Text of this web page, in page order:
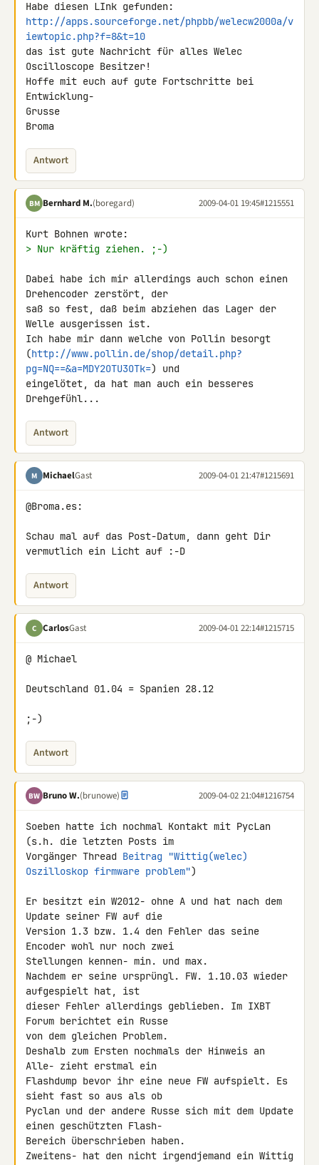
http://apps.sourceforge.net/phpbb/welecw2000a/v
iewtopic.php?f=8&t=10
das ist gute Nachricht für alles Welec
Oscilloscope Besitzer!
Hoffe mit euch auf gute Fortschritte bei
Entwicklung-
Grusse
Broma
Antwort
BM Bernhard M.(boregard) 2009-04-01 19:45#1215551
> Nur kräftig ziehen. ;-)
Dabei habe ich mir allerdings auch schon einen
Drehencoder zerstört, der
saß so fest, daß beim abziehen das Lager der
Welle ausgerissen ist.
Ich habe mir dann welche von Pollin besorgt
(http://www.pollin.de/shop/detail.php?
pg=NQ==&a=MDY2OTU3OTk=) und
eingelötet, da hat man auch ein besseres
Drehgefühl...
Antwort
M MichaelGast 2009-04-01 21:47#1215691
@Broma.es:
Schau mal auf das Post-Datum, dann geht Dir
vermutlich ein Licht auf :-D
Antwort
C CarlosGast 2009-04-01 22:14#1215715
@ Michael
Deutschland 01.04 = Spanien 28.12
;-)
Antwort
BW Bruno W.(brunowe) 2009-04-02 21:04#1216754
Soeben hatte ich nochmal Kontakt mit PycLan
(s.h. die letzten Posts im
Vorgänger Thread Beitrag "Wittig(welec)
Oszilloskop firmware problem")
Er besitzt ein W2012- ohne A und hat nach dem
Update seiner FW auf die
Version 1.3 bzw. 1.4 den Fehler das seine
Encoder wohl nur noch zwei
Stellungen kennen- min. und max.
Nachdem er seine ursprüngl. FW. 1.10.03 wieder
aufgespielt hat, ist
dieser Fehler allerdings geblieben. Im IXBT
Forum berichtet ein Russe
von dem gleichen Problem.
Deshalb zum Ersten nochmals der Hinweis an
Alle- zieht erstmal ein
Flashdump bevor ihr eine neue FW aufspielt. Es
sieht fast so aus als ob
Pyclan und der andere Russe sich mit dem Update
einen geschützten Flash-
Bereich überschrieben haben.
Zweitens- hat den nicht irgendjemand ein Wittig